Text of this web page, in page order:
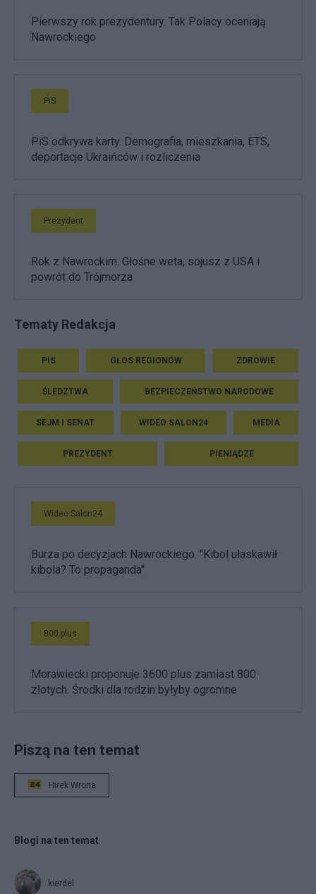
Pierwszy rok prezydentury. Tak Polacy oceniają
Nawrockiego
PiS
PiS odkrywa karty. Demografia, mieszkania, ETS,
deportacje Ukraińców i rozliczenia
Prezydent
Rok z Nawrockim. Głośne weta, sojusz z USA i
powrót do Trójmorza
Tematy Redakcja
PIS GŁOS REGIONÓW ZDROWIE
ŚLEDZTWA BEZPIECZEŃSTWO NARODOWE
SEJM I SENAT WIDEO SALON24 MEDIA
PREZYDENT PIENIĄDZE
Wideo Salon24
Burza po decyzjach Nawrockiego. "Kibol ułaskawił
kibola? To propaganda"
800 plus
Morawiecki proponuje 3600 plus zamiast 800
złotych. Środki dla rodzin byłyby ogromne
Piszą na ten temat
Hirek Wrona
Blogi na ten temat
kierdel